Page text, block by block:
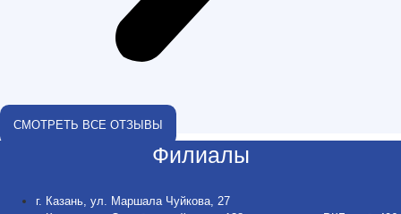
СМОТРЕТЬ ВСЕ ОТЗЫВЫ
Филиалы
г. Казань, ул. Маршала Чуйкова, 27